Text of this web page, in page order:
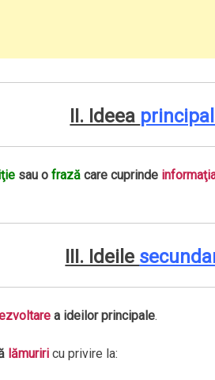
II. Ideea
sau o frazăcare cuprinde
III. Ideile
a ideilor principale.
lămuriricu privire la: